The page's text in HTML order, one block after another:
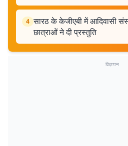
4 सारठ के केजीएबी में आदिवासी
छात्राओं ने दी प्रस्तुति
विज्ञापन